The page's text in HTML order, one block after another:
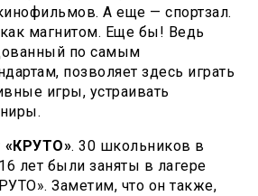
А еще — спортзал.
магнитом. Еще бы! Ведь
по самым
позволяет здесь играть
игры, устраивать
«КРУТО». 30 школьников в
лет были заняты в лагере
Заметим, что он также,